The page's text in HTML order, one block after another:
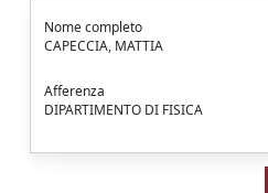
Nome completo
CAPECCIA, MATTIA
Afferenza
DIPARTIMENTO DI FISICA